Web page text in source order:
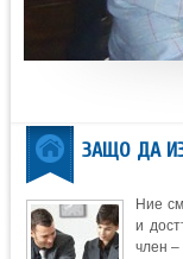
ЗАЩО ДА
Ние
и
член –